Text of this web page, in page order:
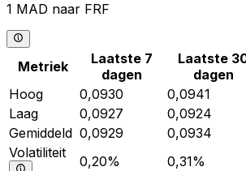
1 MAD naar FRF
Metriek
Laatste 7
dagen
Laatste
dagen
Hoog
0,0930 0,0941
Laag
0,0927 0,0924
Gemiddeld 0,0929 0,0934
Volatiliteit
0,20% 0,31%